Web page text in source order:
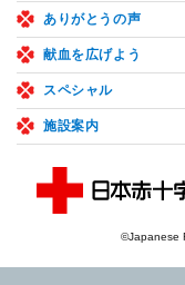
ありがとうの声
献血を広げよう
スペシャル
施設案内
©Japanese